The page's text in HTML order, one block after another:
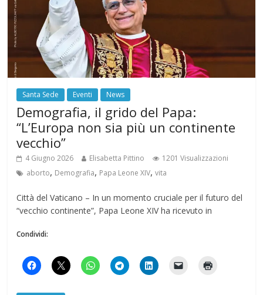
Santa Sede Eventi News
Demografia, il grido del Papa:
“L’Europa non sia più un continente
vecchio”
4 Giugno 2026 Elisabetta Pittino
1201 Visualizzazioni
aborto, Demografia, Papa Leone XIV,vita
Città del Vaticano – In un momento cruciale per il futuro del
“vecchio continente”, Papa Leone XIV ha ricevuto in
Condividi: